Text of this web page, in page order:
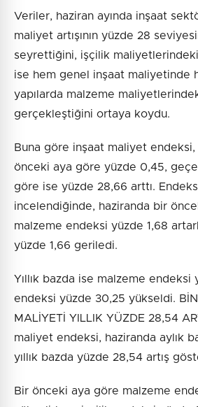
Veriler, haziran ayında inşaat
maliyet artışının yüzde 28
seyrettiğini, işçilik maliyetlerindeki
ise hem genel inşaat maliyetinde
yapılarda malzeme
gerçekleştiğini ortaya koydu.
Buna göre inşaat maliyet
önceki aya göre yüzde 0,45, geçen
göre ise yüzde 28,66 arttı.
incelendiğinde, haziranda bir
malzeme endeksi yüzde 1,68
yüzde 1,66 geriledi.
Yıllık bazda ise malzeme
endeksi yüzde 30,25 yükseldi.
MALİYETİ YILLIK YÜZDE 28,54
maliyet endeksi, haziranda aylık
yıllık bazda yüzde 28,54 artış
Bir önceki aya göre malzeme